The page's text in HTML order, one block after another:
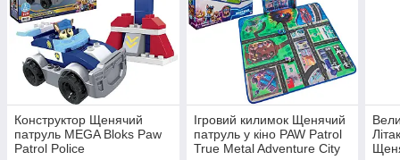
Конструктор Щенячий
патруль MEGA Bloks Paw
Patrol Police
Ігровий килимок Щенячий
патруль у кіно PAW Patrol
True Metal Adventure City